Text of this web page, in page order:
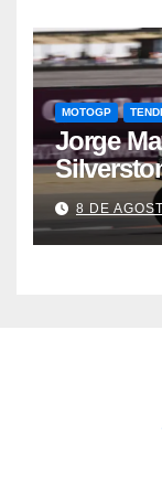
MOTOGP
Jorge
podio
8 DE